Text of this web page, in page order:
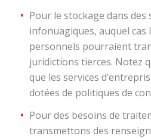
Pour le stockage dans des
infonuagiques, auquel cas
personnels pourraient
juridictions tierces. Notez
que les services
dotées de politiques de
Pour des besoins de
transmettons des